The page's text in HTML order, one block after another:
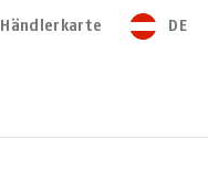
Händlerkarte DE